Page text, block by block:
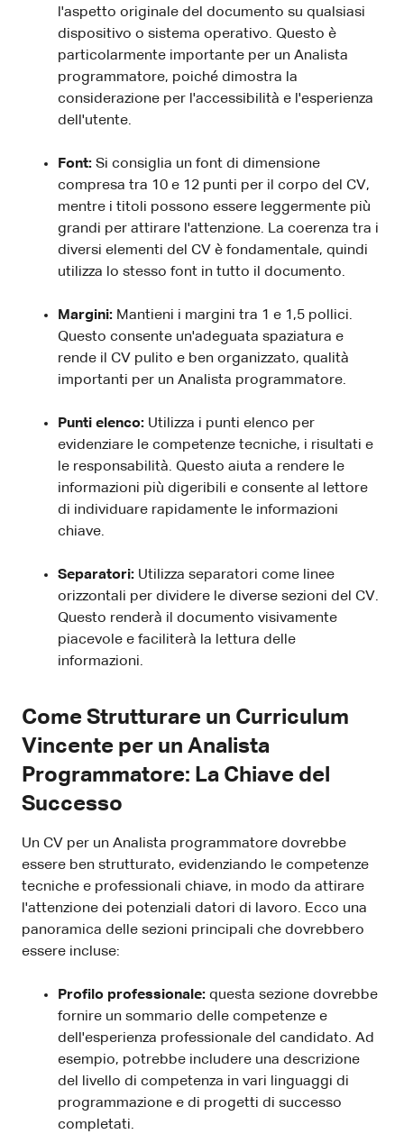
l'aspetto originale del documento su qualsiasi
dispositivo o sistema operativo. Questo è
particolarmente importante per un Analista
programmatore, poiché dimostra la
considerazione per l'accessibilità e l'esperienza
dell'utente.
Font: Si consiglia un font di dimensione
compresa tra 10 e 12 punti per il corpo del CV,
mentre i titoli possono essere leggermente più
grandi per attirare l'attenzione. La coerenza tra i
diversi elementi del CV è fondamentale, quindi
utilizza lo stesso font in tutto il documento.
Margini: Mantieni i margini tra 1 e 1,5 pollici.
Questo consente un'adeguata spaziatura e
rende il CV pulito e ben organizzato, qualità
importanti per un Analista programmatore.
Punti elenco: Utilizza i punti elenco per
evidenziare le competenze tecniche, i risultati e
le responsabilità. Questo aiuta a rendere le
informazioni più digeribili e consente al lettore
di individuare rapidamente le informazioni
chiave.
Separatori: Utilizza separatori come linee
orizzontali per dividere le diverse sezioni del CV.
Questo renderà il documento visivamente
piacevole e faciliterà la lettura delle
informazioni.
Come Strutturare un Curriculum
Vincente per un Analista
Programmatore: La Chiave del
Successo
Un CV per un Analista programmatore dovrebbe
essere ben strutturato, evidenziando le competenze
tecniche e professionali chiave, in modo da attirare
l'attenzione dei potenziali datori di lavoro. Ecco una
panoramica delle sezioni principali che dovrebbero
essere incluse:
Profilo professionale: questa sezione dovrebbe
fornire un sommario delle competenze e
dell'esperienza professionale del candidato. Ad
esempio, potrebbe includere una descrizione
del livello di competenza in vari linguaggi di
programmazione e di progetti di successo
completati.